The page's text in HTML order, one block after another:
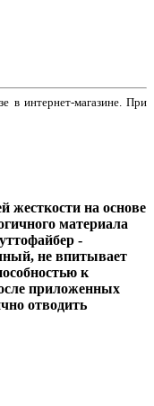
в интернет-магазине. При
жесткости на основе
материала
-
не впитывает
к
приложенных
отводить